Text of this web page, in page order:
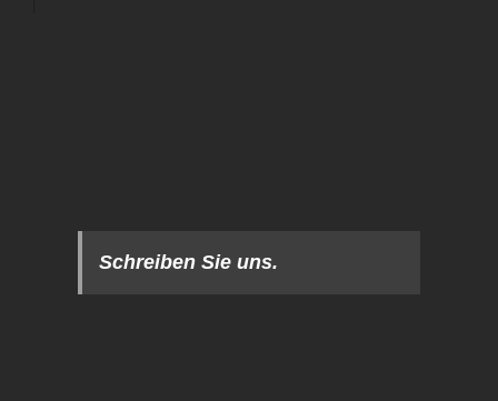
Schreiben Sie uns.